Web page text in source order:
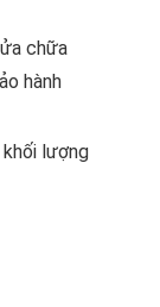
chữa
hành
lượng